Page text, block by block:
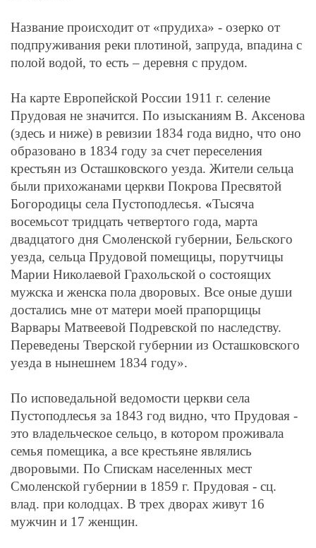
Название происходит от «прудиха» - озерко от
подпруживания реки плотиной, запруда, впадина с
полой водой, то есть – деревня с прудом.
На карте Европейской России 1911 г. селение
Прудовая не значится. По изысканиям В. Аксенова
(здесь и ниже) в ревизии 1834 года видно, что оно
образовано в 1834 году за счет переселения
крестьян из Осташковского уезда. Жители сельца
были прихожанами церкви Покрова Пресвятой
Богородицы села Пустоподлесья. «Тысяча
восемьсот тридцать четвертого года, марта
двадцатого дня Смоленской губернии, Бельского
уезда, сельца Прудовой помещицы, порутчицы
Марии Николаевой Грахольской о состоящих
мужска и женска пола дворовых. Все оные души
достались мне от матери моей прапорщицы
Варвары Матвеевой Подревской по наследству.
Переведены Тверской губернии из Осташковского
уезда в нынешнем 1834 году».
По исповедальной ведомости церкви села
Пустоподлесья за 1843 год видно, что Прудовая -
это владельческое сельцо, в котором проживала
семья помещика, а все крестьяне являлись
дворовыми. По Спискам населенных мест
Смоленской губернии в 1859 г. Прудовая - сц.
влад. при колодцах. В трех дворах живут 16
мужчин и 17 женщин.